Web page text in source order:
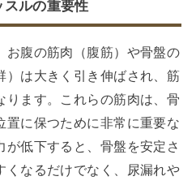
ルの重要性
お腹の筋肉（腹筋）や骨盤の
）は大きく引き伸ばされ、筋
ります。これらの筋肉は、骨
置に保つために非常に重要な
低下すると、骨盤を安定さ
くなるだけでなく、尿漏れや